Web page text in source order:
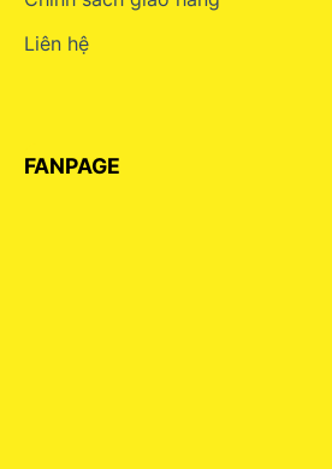
Liên hệ
FANPAGE